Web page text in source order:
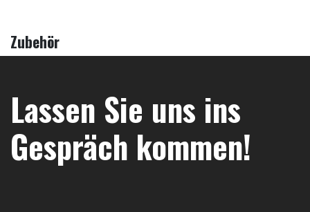
Zubehör
Lassen Sie uns ins
Gespräch kommen!